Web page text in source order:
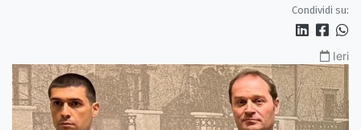
Condividi su:
Ieri